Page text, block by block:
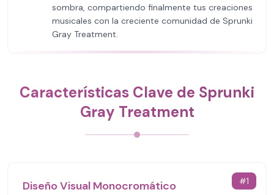
sombra, compartiendo finalmente tus creaciones
musicales con la creciente comunidad de Sprunki
Gray Treatment.
Características Clave de Sprunki
Gray Treatment
#1
Diseño Visual Monocromático